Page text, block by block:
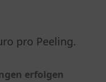
pro Peeling.
erfolgen